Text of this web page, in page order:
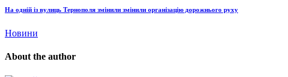
На одній із вулиць Тернополя змінили змінили організацію дорожнього руху
Новини
About the author